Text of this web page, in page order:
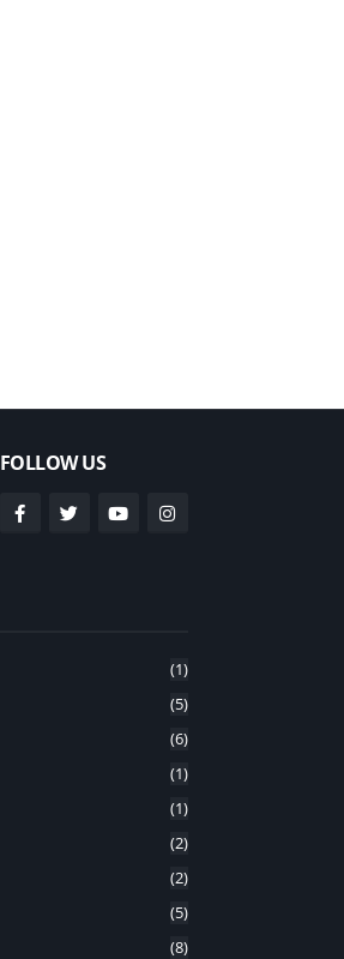
FOLLOW US
(1)
(5)
(6)
(1)
(1)
(2)
(2)
(5)
(8)